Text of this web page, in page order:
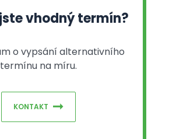
vhodný termín?
o vypsání alternativního
termínu na míru.
KONTAKT